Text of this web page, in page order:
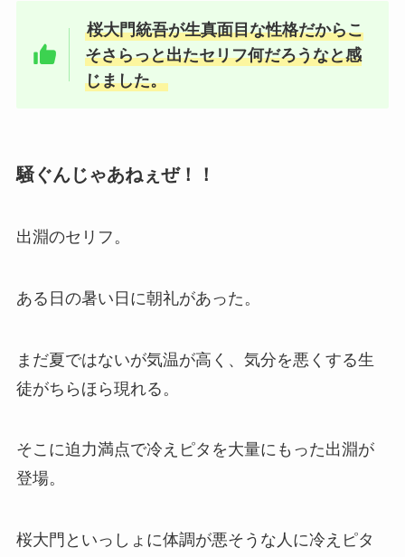
桜大門統吾が生真面目な性格だからこ
そさらっと出たセリフ何だろうなと感
じました。
騒ぐんじゃあねぇぜ！！
出淵のセリフ。
ある日の暑い日に朝礼があった。
まだ夏ではないが気温が高く、気分を悪くする生
徒がちらほら現れる。
そこに迫力満点で冷えピタを大量にもった出淵が
登場。
桜大門といっしょに体調が悪そうな人に冷えピタ